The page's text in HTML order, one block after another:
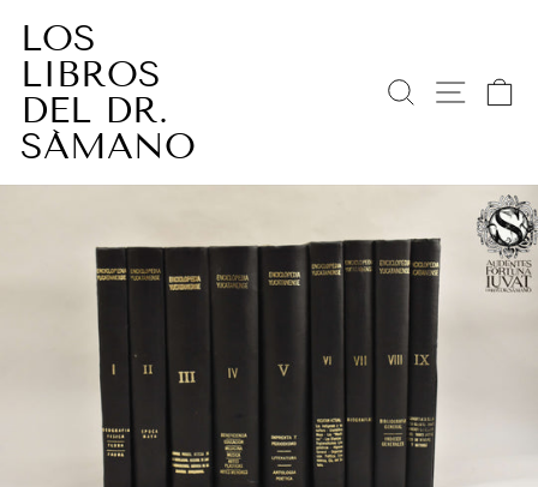
directamente
contenido
LOS
LIBROS
DEL DR.
SÁMANO
BUSCAR